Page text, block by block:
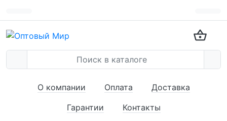
О компании Оплата
Доставка
Гарантии
Контакты